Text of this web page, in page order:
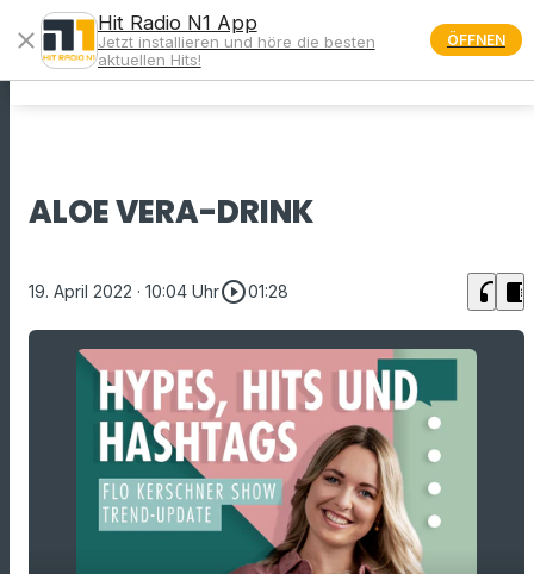
menu
ALOE VERA-DRINK
19. April 2022 · 10:04 Uhrplay_circle_outline01:28 headphones chrome_reader_mode
close
Hit Radio N1 App
Jetzt installieren und höre die besten
aktuellen Hits!
ÖFFNEN